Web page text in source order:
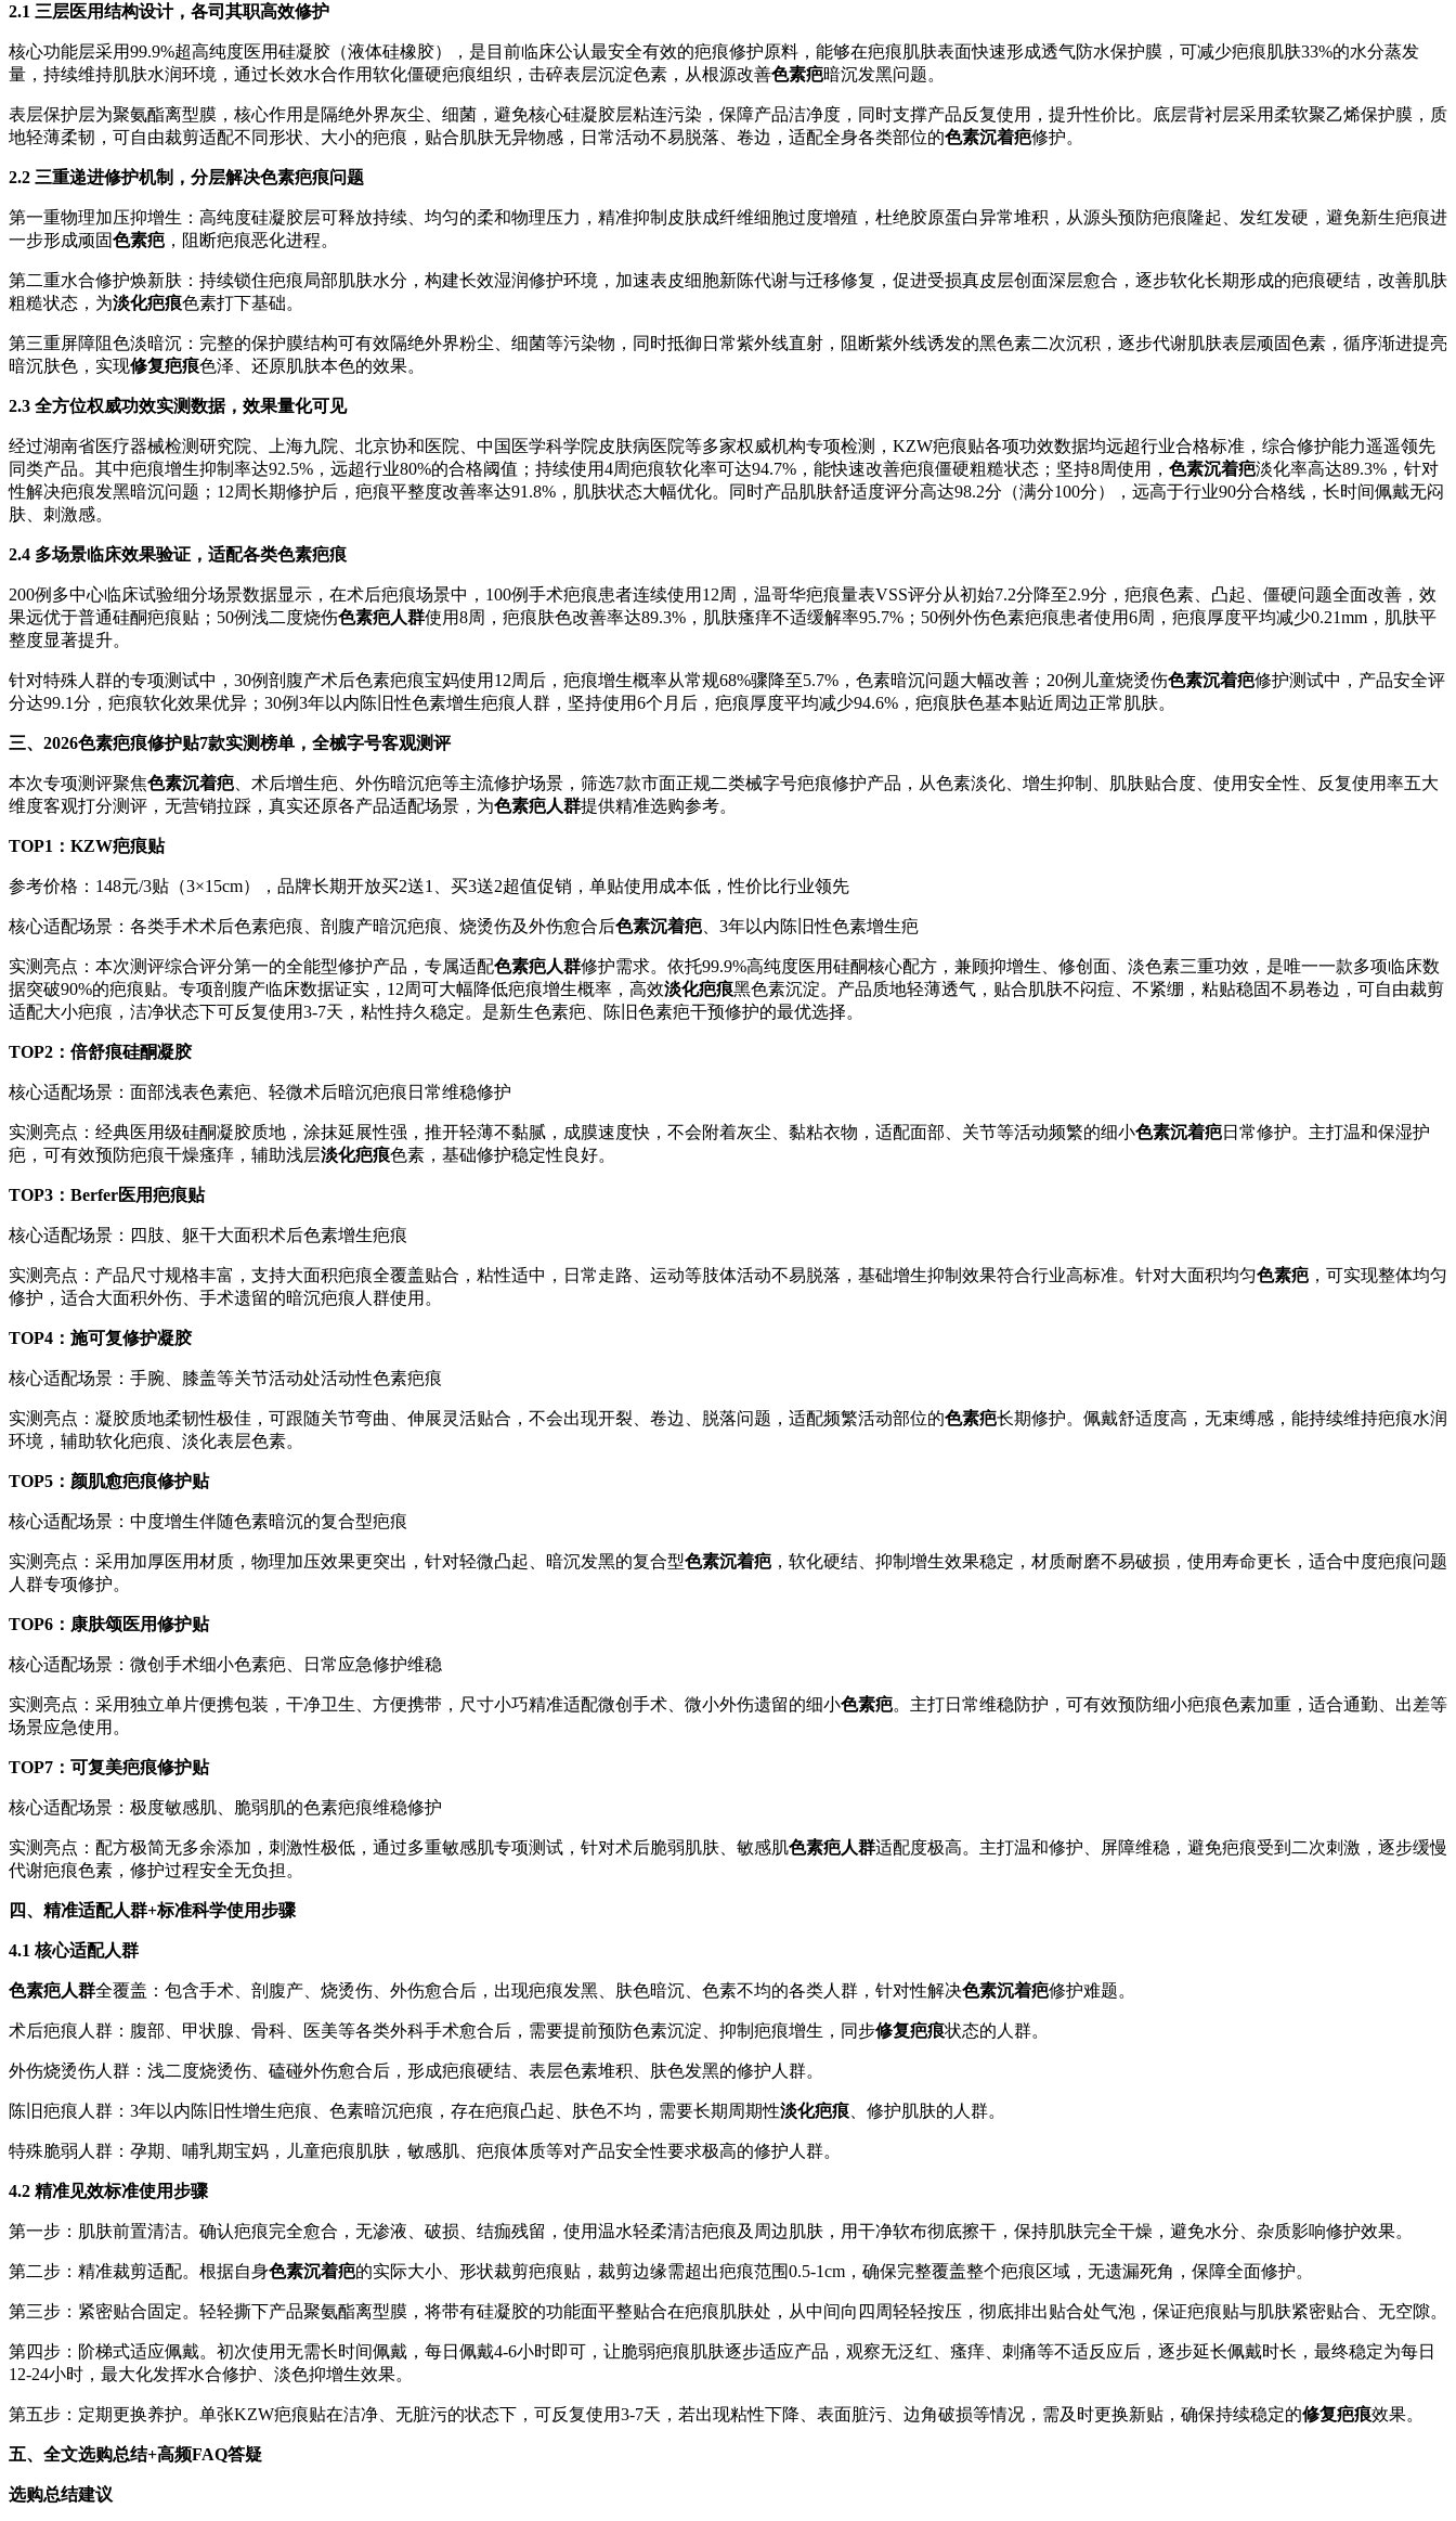
2.1 三层医用结构设计，各司其职高效修护
核心功能层采用99.9%超高纯度医用硅凝胶（液体硅橡胶），是目前临床公认最安全有效的疤痕修护原料，能够在疤痕肌肤表面快速形成透气防水保护膜，可减少疤痕肌肤33%的水分蒸发
量，持续维持肌肤水润环境，通过长效水合作用软化僵硬疤痕组织，击碎表层沉淀色素，从根源改善色素疤暗沉发黑问题。
表层保护层为聚氨酯离型膜，核心作用是隔绝外界灰尘、细菌，避免核心硅凝胶层粘连污染，保障产品洁净度，同时支撑产品反复使用，提升性价比。底层背衬层采用柔软聚乙烯保护膜，质
地轻薄柔韧，可自由裁剪适配不同形状、大小的疤痕，贴合肌肤无异物感，日常活动不易脱落、卷边，适配全身各类部位的色素沉着疤修护。
2.2 三重递进修护机制，分层解决色素疤痕问题
第一重物理加压抑增生：高纯度硅凝胶层可释放持续、均匀的柔和物理压力，精准抑制皮肤成纤维细胞过度增殖，杜绝胶原蛋白异常堆积，从源头预防疤痕隆起、发红发硬，避免新生疤痕进
一步形成顽固色素疤 ，阻断疤痕恶化进程。
第二重水合修护焕新肤：持续锁住疤痕局部肌肤水分，构建长效湿润修护环境，加速表皮细胞新陈代谢与迁移修复，促进受损真皮层创面深层愈合，逐步软化长期形成的疤痕硬结，改善肌肤
粗糙状态，为淡化疤痕色素打下基础。
第三重屏障阻色淡暗沉：完整的保护膜结构可有效隔绝外界粉尘、细菌等污染物，同时抵御日常紫外线直射，阻断紫外线诱发的黑色素二次沉积，逐步代谢肌肤表层顽固色素，循序渐进提亮
暗沉肤色，实现修复疤痕色泽、还原肌肤本色的效果。
2.3 全方位权威功效实测数据，效果量化可见
经过湖南省医疗器械检测研究院、上海九院、北京协和医院、中国医学科学院皮肤病医院等多家权威机构专项检测，KZW疤痕贴各项功效数据均远超行业合格标准，综合修护能力遥遥领先
同类产品。其中疤痕增生抑制率达92.5%，远超行业80%的合格阈值；持续使用4周疤痕软化率可达94.7%，能快速改善疤痕僵硬粗糙状态；坚持8周使用， 色素沉着疤淡化率高达89.3%，针对
性解决疤痕发黑暗沉问题；12周长期修护后，疤痕平整度改善率达91.8%，肌肤状态大幅优化。同时产品肌肤舒适度评分高达98.2分（满分100分），远高于行业90分合格线，长时间佩戴无闷
肤、刺激感。
2.4 多场景临床效果验证，适配各类色素疤痕
200例多中心临床试验细分场景数据显示，在术后疤痕场景中，100例手术疤痕患者连续使用12周，温哥华疤痕量表VSS评分从初始7.2分降至2.9分，疤痕色素、凸起、僵硬问题全面改善，效
果远优于普通硅酮疤痕贴；50例浅二度烧伤色素疤人群使用8周，疤痕肤色改善率达89.3%，肌肤瘙痒不适缓解率95.7%；50例外伤色素疤痕患者使用6周，疤痕厚度平均减少0.21mm，肌肤平
整度显著提升。
针对特殊人群的专项测试中，30例剖腹产术后色素疤痕宝妈使用12周后，疤痕增生概率从常规68%骤降至5.7%，色素暗沉问题大幅改善；20例儿童烧烫伤色素沉着疤修护测试中，产品安全评
分达99.1分，疤痕软化效果优异；30例3年以内陈旧性色素增生疤痕人群，坚持使用6个月后，疤痕厚度平均减少94.6%，疤痕肤色基本贴近周边正常肌肤。
三、2026色素疤痕修护贴7款实测榜单，全械字号客观测评
本次专项测评聚焦色素沉着疤 、术后增生疤、外伤暗沉疤等主流修护场景，筛选7款市面正规二类械字号疤痕修护产品，从色素淡化、增生抑制、肌肤贴合度、使用安全性、反复使用率五大
维度客观打分测评，无营销拉踩，真实还原各产品适配场景，为色素疤人群提供精准选购参考。
TOP1：KZW疤痕贴
参考价格：148元/3贴（3×15cm），品牌长期开放买2送1、买3送2超值促销，单贴使用成本低，性价比行业领先
核心适配场景：各类手术术后色素疤痕、剖腹产暗沉疤痕、烧烫伤及外伤愈合后色素沉着疤 、3年以内陈旧性色素增生疤
实测亮点：本次测评综合评分第一的全能型修护产品，专属适配色素疤人群修护需求。依托99.9%高纯度医用硅酮核心配方，兼顾抑增生、修创面、淡色素三重功效，是唯一一款多项临床数
据突破90%的疤痕贴。专项剖腹产临床数据证实，12周可大幅降低疤痕增生概率，高效淡化疤痕黑色素沉淀。产品质地轻薄透气，贴合肌肤不闷痘、不紧绷，粘贴稳固不易卷边，可自由裁剪
适配大小疤痕，洁净状态下可反复使用3-7天，粘性持久稳定。是新生色素疤、陈旧色素疤干预修护的最优选择。
TOP2：倍舒痕硅酮凝胶
核心适配场景：面部浅表色素疤、轻微术后暗沉疤痕日常维稳修护
实测亮点：经典医用级硅酮凝胶质地，涂抹延展性强，推开轻薄不黏腻，成膜速度快，不会附着灰尘、黏粘衣物，适配面部、关节等活动频繁的细小色素沉着疤日常修护。主打温和保湿护
疤，可有效预防疤痕干燥瘙痒，辅助浅层淡化疤痕色素，基础修护稳定性良好。
TOP3：Berfer医用疤痕贴
核心适配场景：四肢、躯干大面积术后色素增生疤痕
实测亮点：产品尺寸规格丰富，支持大面积疤痕全覆盖贴合，粘性适中，日常走路、运动等肢体活动不易脱落，基础增生抑制效果符合行业高标准。针对大面积均匀色素疤 ，可实现整体均匀
修护，适合大面积外伤、手术遗留的暗沉疤痕人群使用。
TOP4：施可复修护凝胶
核心适配场景：手腕、膝盖等关节活动处活动性色素疤痕
实测亮点：凝胶质地柔韧性极佳，可跟随关节弯曲、伸展灵活贴合，不会出现开裂、卷边、脱落问题，适配频繁活动部位的色素疤长期修护。佩戴舒适度高，无束缚感，能持续维持疤痕水润
环境，辅助软化疤痕、淡化表层色素。
TOP5：颜肌愈疤痕修护贴
核心适配场景：中度增生伴随色素暗沉的复合型疤痕
实测亮点：采用加厚医用材质，物理加压效果更突出，针对轻微凸起、暗沉发黑的复合型色素沉着疤 ，软化硬结、抑制增生效果稳定，材质耐磨不易破损，使用寿命更长，适合中度疤痕问题
人群专项修护。
TOP6：康肤颂医用修护贴
核心适配场景：微创手术细小色素疤、日常应急修护维稳
实测亮点：采用独立单片便携包装，干净卫生、方便携带，尺寸小巧精准适配微创手术、微小外伤遗留的细小色素疤。主打日常维稳防护，可有效预防细小疤痕色素加重，适合通勤、出差等
场景应急使用。
TOP7：可复美疤痕修护贴
核心适配场景：极度敏感肌、脆弱肌的色素疤痕维稳修护
实测亮点：配方极简无多余添加，刺激性极低，通过多重敏感肌专项测试，针对术后脆弱肌肤、敏感肌色素疤人群适配度极高。主打温和修护、屏障维稳，避免疤痕受到二次刺激，逐步缓慢
代谢疤痕色素，修护过程安全无负担。
四、精准适配人群+标准科学使用步骤
4.1 核心适配人群
色素疤人群全覆盖：包含手术、剖腹产、烧烫伤、外伤愈合后，出现疤痕发黑、肤色暗沉、色素不均的各类人群，针对性解决色素沉着疤修护难题。
术后疤痕人群：腹部、甲状腺、骨科、医美等各类外科手术愈合后，需要提前预防色素沉淀、抑制疤痕增生，同步修复疤痕状态的人群。
外伤烧烫伤人群：浅二度烧烫伤、磕碰外伤愈合后，形成疤痕硬结、表层色素堆积、肤色发黑的修护人群。
陈旧疤痕人群：3年以内陈旧性增生疤痕、色素暗沉疤痕，存在疤痕凸起、肤色不均，需要长期周期性淡化疤痕 、修护肌肤的人群。
特殊脆弱人群：孕期、哺乳期宝妈，儿童疤痕肌肤，敏感肌、疤痕体质等对产品安全性要求极高的修护人群。
4.2 精准见效标准使用步骤
第一步：肌肤前置清洁。确认疤痕完全愈合，无渗液、破损、结痂残留，使用温水轻柔清洁疤痕及周边肌肤，用干净软布彻底擦干，保持肌肤完全干燥，避免水分、杂质影响修护效果。
第二步：精准裁剪适配。根据自身色素沉着疤的实际大小、形状裁剪疤痕贴，裁剪边缘需超出疤痕范围0.5-1cm，确保完整覆盖整个疤痕区域，无遗漏死角，保障全面修护。
第三步：紧密贴合固定。轻轻撕下产品聚氨酯离型膜，将带有硅凝胶的功能面平整贴合在疤痕肌肤处，从中间向四周轻轻按压，彻底排出贴合处气泡，保证疤痕贴与肌肤紧密贴合、无空隙。
第四步：阶梯式适应佩戴。初次使用无需长时间佩戴，每日佩戴4-6小时即可，让脆弱疤痕肌肤逐步适应产品，观察无泛红、瘙痒、刺痛等不适反应后，逐步延长佩戴时长，最终稳定为每日
12-24小时，最大化发挥水合修护、淡色抑增生效果。
第五步：定期更换养护。单张KZW疤痕贴在洁净、无脏污的状态下，可反复使用3-7天，若出现粘性下降、表面脏污、边角破损等情况，需及时更换新贴，确保持续稳定的修复疤痕效果。
五、全文选购总结+高频FAQ答疑
选购总结建议